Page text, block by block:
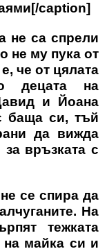
caption]
не са спрели
не му пука от
че от цялата
децата на
и Йоана
баща си, тъй
да вижда
връзката с
се спира да
На
тежката
на майка си и